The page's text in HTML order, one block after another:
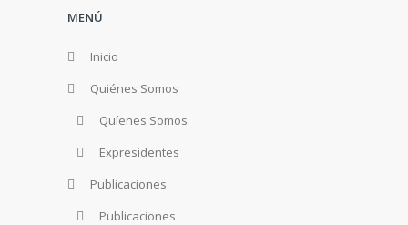
MENÚ
Inicio
Quiénes Somos
Quíenes Somos
Expresidentes
Publicaciones
Publicaciones